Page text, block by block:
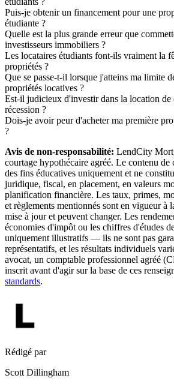
Puis-je obtenir un financement pour une
étudiante ?
Quelle est la plus grande erreur que
investisseurs immobiliers ?
Les locataires étudiants font-ils vraiment la
propriétés ?
Que se passe-t-il lorsque j'atteins ma limite
propriétés locatives ?
Est-il judicieux d'investir dans la location de
récession ?
Dois-je avoir peur d'acheter ma première
?
Avis de non-responsabilité: LendCity
courtage hypothécaire agréé. Le contenu de
des fins éducatives uniquement et ne
juridique, fiscal, en placement, en valeurs
planification financière. Les taux, primes,
et règlements mentionnés sont en vigueur à
mise à jour et peuvent changer. Les
économies d'impôt ou les chiffres d'études
uniquement illustratifs — ils ne sont pas
représentatifs, et les résultats individuels
avocat, un comptable professionnel agréé
inscrit avant d'agir sur la base de ces
standards.
Rédigé par
Scott Dillingham